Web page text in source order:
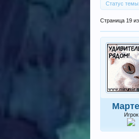
Статус темы:
Страница 19
Игрок